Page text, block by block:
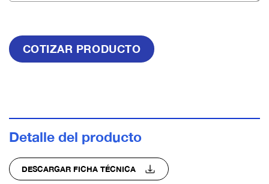
Detalle del producto
DESCARGAR FICHA TÉCNICA